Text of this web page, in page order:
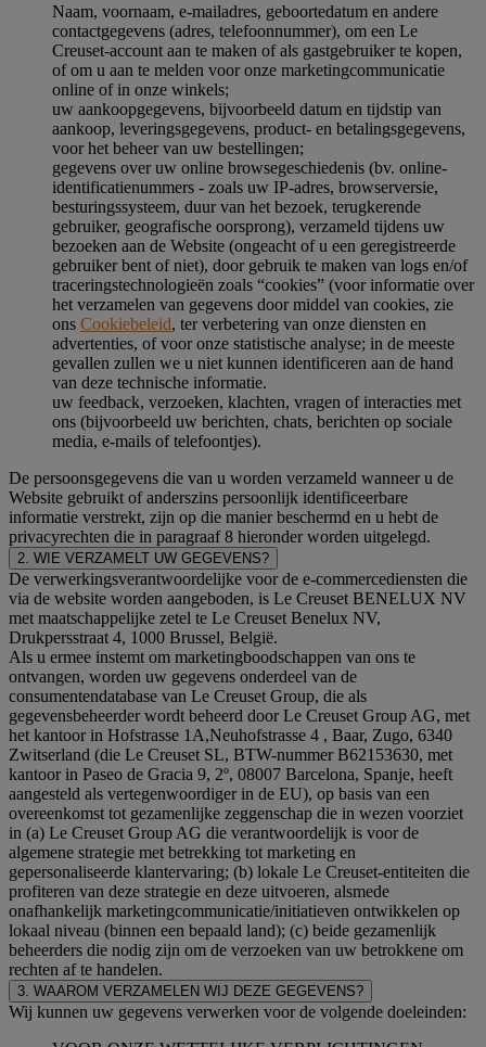
Naam, voornaam, e-mailadres, geboortedatum en andere
contactgegevens (adres, telefoonnummer), om een Le
Creuset-account aan te maken of als gastgebruiker te kopen,
of om u aan te melden voor onze marketingcommunicatie
online of in onze winkels;
uw aankoopgegevens, bijvoorbeeld datum en tijdstip van
aankoop, leveringsgegevens, product- en betalingsgegevens,
voor het beheer van uw bestellingen;
gegevens over uw online browsegeschiedenis (bv. online-
identificatienummers - zoals uw IP-adres, browserversie,
besturingssysteem, duur van het bezoek, terugkerende
gebruiker, geografische oorsprong), verzameld tijdens uw
bezoeken aan de Website (ongeacht of u een geregistreerde
gebruiker bent of niet), door gebruik te maken van logs en/of
traceringstechnologieën zoals “cookies” (voor informatie over
het verzamelen van gegevens door middel van cookies, zie
ons Cookiebeleid, ter verbetering van onze diensten en
advertenties, of voor onze statistische analyse; in de meeste
gevallen zullen we u niet kunnen identificeren aan de hand
van deze technische informatie.
uw feedback, verzoeken, klachten, vragen of interacties met
ons (bijvoorbeeld uw berichten, chats, berichten op sociale
media, e-mails of telefoontjes).
De persoonsgegevens die van u worden verzameld wanneer u de
Website gebruikt of anderszins persoonlijk identificeerbare
informatie verstrekt, zijn op die manier beschermd en u hebt de
privacyrechten die in paragraaf 8 hieronder worden uitgelegd.
2. WIE VERZAMELT UW GEGEVENS?
De verwerkingsverantwoordelijke voor de e-commercediensten die
via de website worden aangeboden, is Le Creuset BENELUX NV
met maatschappelijke zetel te Le Creuset Benelux NV,
Drukpersstraat 4, 1000 Brussel, België.
Als u ermee instemt om marketingboodschappen van ons te
ontvangen, worden uw gegevens onderdeel van de
consumentendatabase van Le Creuset Group, die als
gegevensbeheerder wordt beheerd door Le Creuset Group AG, met
het kantoor in Hofstrasse 1A,Neuhofstrasse 4 , Baar, Zugo, 6340
Zwitserland (die Le Creuset SL, BTW-nummer B62153630, met
kantoor in Paseo de Gracia 9, 2º, 08007 Barcelona, Spanje, heeft
aangesteld als vertegenwoordiger in de EU), op basis van een
overeenkomst tot gezamenlijke zeggenschap die in wezen voorziet
in (a) Le Creuset Group AG die verantwoordelijk is voor de
algemene strategie met betrekking tot marketing en
gepersonaliseerde klantervaring; (b) lokale Le Creuset-entiteiten die
profiteren van deze strategie en deze uitvoeren, alsmede
onafhankelijk marketingcommunicatie/initiatieven ontwikkelen op
lokaal niveau (binnen een bepaald land); (c) beide gezamenlijk
beheerders die nodig zijn om de verzoeken van uw betrokkene om
rechten af te handelen.
3. WAAROM VERZAMELEN WIJ DEZE GEGEVENS?
Wij kunnen uw gegevens verwerken voor de volgende doeleinden: